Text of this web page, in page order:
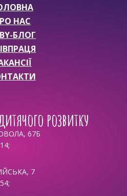
НАС
БЛОГ
розвитку
67Б
;
7
;